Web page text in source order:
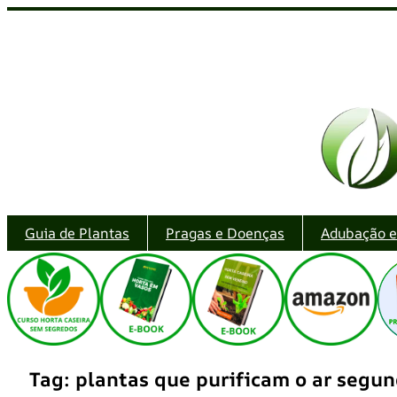
Guia de Plantas Pragas e Doenças Adubação
Tag: plantas que purificam o ar